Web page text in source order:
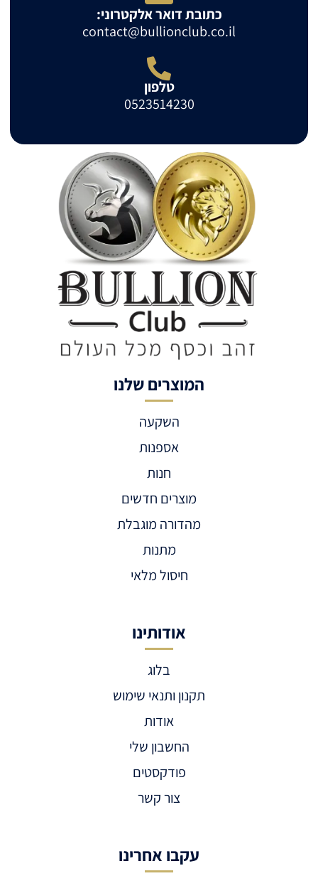
כתובת דואר אלקטרוני:
contact@bullionclub.co.il
טלפון
0523514230
המוצרים שלנו
השקעה
אספנות
חנות
מוצרים חדשים
מהדורה מוגבלת
מתנות
חיסול מלאי
אודותינו
בלוג
תקנון ותנאי שימוש
אודות
החשבון שלי
פודקסטים
צור קשר
עקבו אחרינו